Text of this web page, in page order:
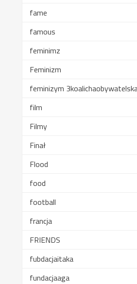
fame
famous
feminimz
Feminizm
feminizym
film
Filmy
Finał
Flood
food
football
francja
FRIENDS
fubdacjaitaka
fundacjaaga